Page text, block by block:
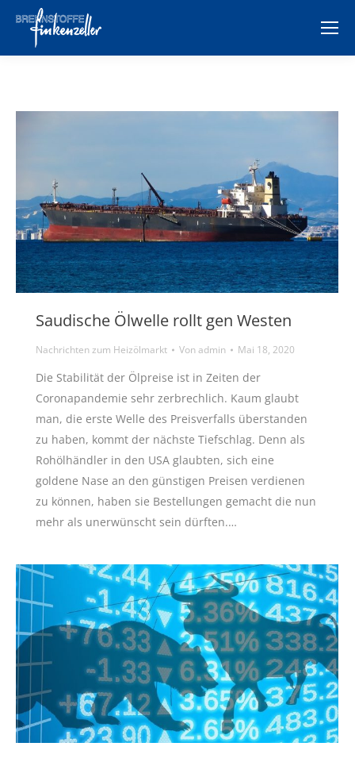
Saudische Ölwelle rollt gen Westen
Nachrichten zum Heizölmarkt Vonadmin Mai 18, 2020
Die Stabilität der Ölpreise ist in Zeiten der
Coronapandemie sehr zerbrechlich. Kaum glaubt
man, die erste Welle des Preisverfalls überstanden
zu haben, kommt der nächste Tiefschlag. Denn als
Rohölhändler in den USA glaubten, sich eine
goldene Nase an den günstigen Preisen verdienen
zu können, haben sie Bestellungen gemacht die nun
mehr als unerwünscht sein dürften.…